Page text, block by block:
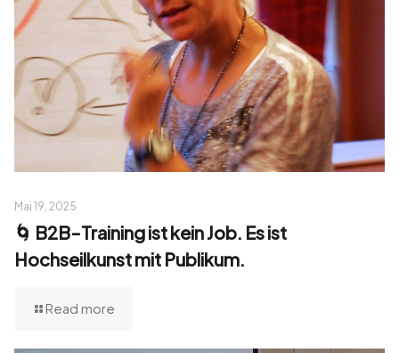
Mai 19, 2025
🌀 B2B-Training ist kein Job. Es ist
Hochseilkunst mit Publikum.
Read more